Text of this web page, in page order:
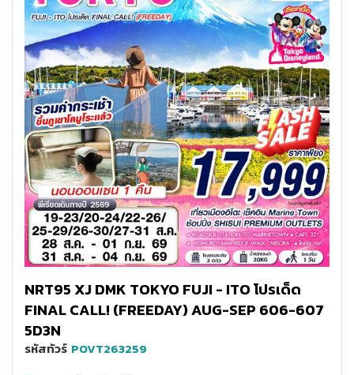
NRT95 XJ DMK TOKYO FUJI - ITO โปรเด็ด
FINAL CALL! (FREEDAY) AUG-SEP 606-607
5D3N
รหัสทัวร์ POVT263259